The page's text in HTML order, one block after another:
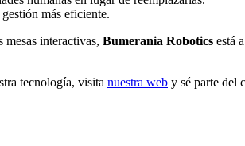
más eficiente.
interactivas, Bumerania Robotics está
tecnología, visita nuestra web y sé parte del